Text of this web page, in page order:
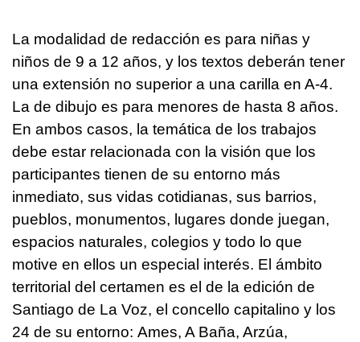
La modalidad de redacción es para niñas y
niños de 9 a 12 años, y los textos deberán tener
una extensión no superior a una carilla en A-4.
La de dibujo es para menores de hasta 8 años.
En ambos casos, la temática de los trabajos
debe estar relacionada con la visión que los
participantes tienen de su entorno más
inmediato, sus vidas cotidianas, sus barrios,
pueblos, monumentos, lugares donde juegan,
espacios naturales, colegios y todo lo que
motive en ellos un especial interés. El ámbito
territorial del certamen es el de la edición de
Santiago de La Voz, el concello capitalino y los
24 de su entorno: Ames, A Baña, Arzúa,